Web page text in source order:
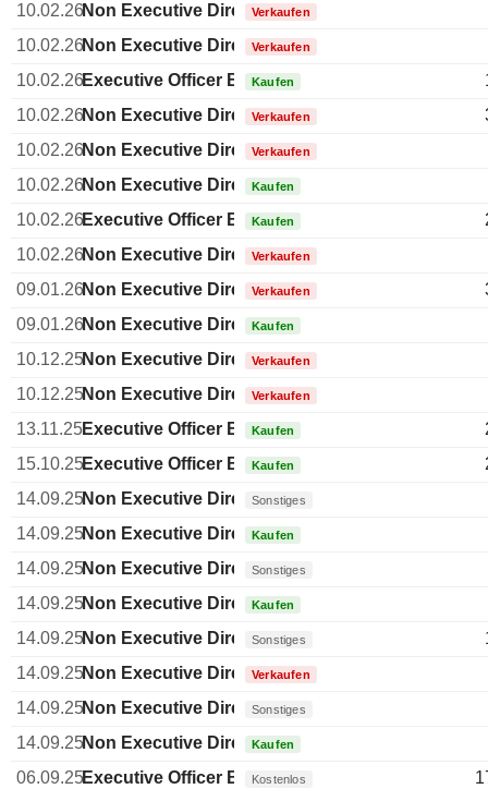
10.02.26Non Executive Director Brazilian
Verkaufen
10.02.26Non Executive Director Brazilian
Verkaufen
10.02.26Executive Officer Brazilian
Kaufen
10.02.26Non Executive Director Brazilian
Verkaufen
10.02.26Non Executive Director Brazilian
Verkaufen
10.02.26Non Executive Director Brazilian
Kaufen
10.02.26Executive Officer Brazilian
Kaufen
10.02.26Non Executive Director Brazilian
Verkaufen
09.01.26Non Executive Director Brazilian
Verkaufen
09.01.26Non Executive Director Brazilian
Kaufen
10.12.25Non Executive Director Brazilian
Verkaufen
10.12.25Non Executive Director Brazilian
Verkaufen
13.11.25Executive Officer Brazilian
Kaufen
15.10.25Executive Officer Brazilian
Kaufen
14.09.25Non Executive Director Brazilian
Sonstiges
14.09.25Non Executive Director Brazilian
Kaufen
14.09.25Non Executive Director Brazilian
Sonstiges
14.09.25Non Executive Director Brazilian
Kaufen
14.09.25Non Executive Director Brazilian
Sonstiges
14.09.25Non Executive Director Brazilian
Verkaufen
14.09.25Non Executive Director Brazilian
Sonstiges
14.09.25Non Executive Director Brazilian
Kaufen
06.09.25Executive Officer Brazilian
Kostenlos